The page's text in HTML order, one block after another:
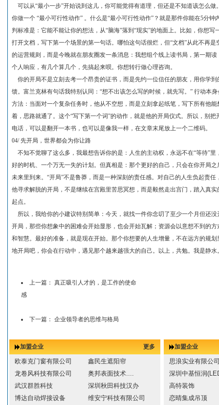
可以从“最小一步”开始说到这儿，你可能觉得有道理，但还是不知道该怎么
你做一个 “最小可行性动作” 。什么是“最小可行性动作”？就是那件你能在5分
判标准是：它能不能让你的想法，从“脑海”落到“现实”的地面上。比如，你想
打开文档，写下第一个场景的第一句话。哪怕这句话很烂，但“文档”从此不再
的运营规则，而是今晚就在朋友圈发一条消息：我想组个线上读书局，第一期
个人响应，有几个算几个，先搞起来呗。你想转行做心理咨询。
你的开局不是立刻去考一个昂贵的证书，而是先约一位信任的朋友，用你学
馈。富兰克林有句话我特别认同：“想不出该怎么写的时候，就先写。” 行动本
方法：当面对一个复杂任务时，他从不空想，而是立刻拿起纸笔，写下所有他
着，思路就通了。这个“写下第一个词”的动作，就是他的开局仪式。所以，别
电话，可以是翻开一本书，也可以是像我一样，在文章末尾放上一个二维码。
04/ 先开局，世界都会为你让路
不知不觉聊了这么多，我最想告诉你的是：人生的主动权，永远不在“等待”里
好的时机、一个万无一失的计划。但真相是：那个更好的自己，只会在你开局
未来里到来。“开局”不是鲁莽，而是一种深刻的责任感。对自己的人生负起责
他寻求解脱的开局，不是继续在宫殿里苦思冥想，而是毅然走出宫门，踏入真
起点。
所以，我给你的小建议特别简单：今天，就找一件你念叨了至少一个月但还
开局，那些你想象中的困难会开始显形，也会开始瓦解；资源会以意想不到的
和智慧。最好的准备，就是现在开始。那个你想要的人生增量，不在远方的规
地开局吧，你会在行动中，遇见那个越来越强大的自己。以上，共勉。我是静水
上一篇： 真正吸引人才的，是工作的使命
感
下一篇： 企业领导者的思维与格局
加盟企业 更多
欧泰克门窗有限公司
龙卷风科技有限公司
武汉群胜科技
博达自动焊接设备
鑫民生遮阳帘
奥邦表面技术....
深圳秋田科技汉办
维安宁科技有限公司
加盟企业
思浪实业有限公
深圳中基恒润
高特装饰
恋晴集成吊顶